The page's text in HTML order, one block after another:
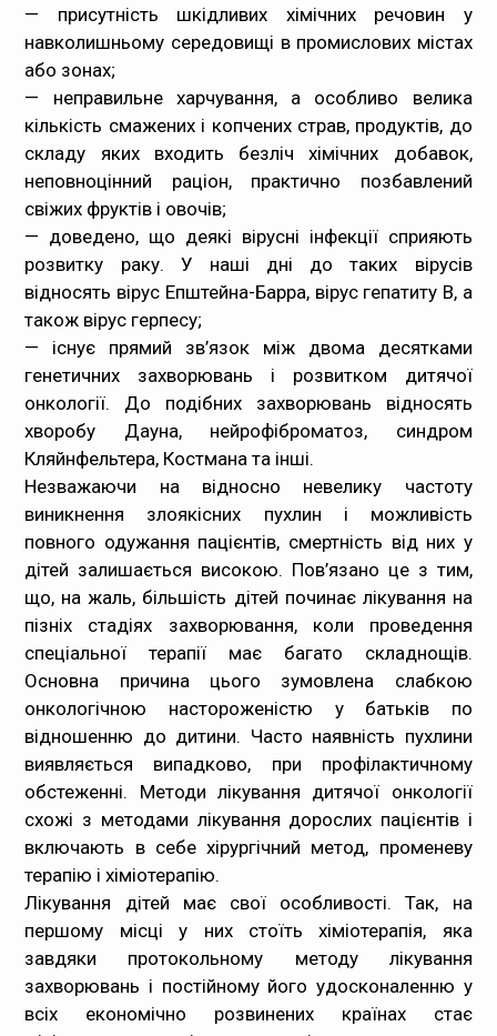
— присутність шкідливих хімічних речовин у
навколишньому середовищі в промислових містах
або зонах;
— неправильне харчування, а особливо велика
кількість смажених і копчених страв, продуктів, до
складу яких входить безліч хімічних добавок,
неповноцінний раціон, практично позбавлений
свіжих фруктів і овочів;
— доведено, що деякі вірусні інфекції сприяють
розвитку раку. У наші дні до таких вірусів
відносять вірус Епштейна-Барра, вірус гепатиту В, а
також вірус герпесу;
— існує прямий зв’язок між двома десятками
генетичних захворювань і розвитком дитячої
онкології. До подібних захворювань відносять
хворобу Дауна, нейрофіброматоз, синдром
Кляйнфельтера, Костмана та інші.
Незважаючи на відносно невелику частоту
виникнення злоякісних пухлин і можливість
повного одужання пацієнтів, смертність від них у
дітей залишається високою. Пов’язано це з тим,
що, на жаль, більшість дітей починає лікування на
пізніх стадіях захворювання, коли проведення
спеціальної терапії має багато складнощів.
Основна причина цього зумовлена слабкою
онкологічною настороженістю у батьків по
відношенню до дитини. Часто наявність пухлини
виявляється випадково, при профілактичному
обстеженні. Методи лікування дитячої онкології
схожі з методами лікування дорослих пацієнтів і
включають в себе хірургічний метод, променеву
терапію і хіміотерапію.
Лікування дітей має свої особливості. Так, на
першому місці у них стоїть хіміотерапія, яка
завдяки протокольному методу лікування
захворювань і постійному його удосконаленню у
всіх економічно розвинених країнах стає